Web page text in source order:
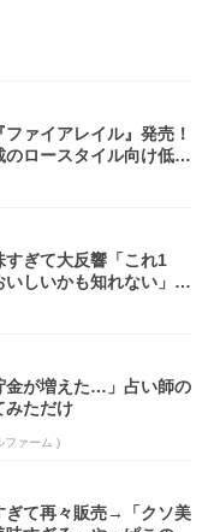
ァイアレイル』発売！
ロースタイル向け低型
すぎて大反響「これ1
しいかも知れない」
金が増えた…」占い師の
みただけ
ファーム )
ぎて再々販売→「クソ美